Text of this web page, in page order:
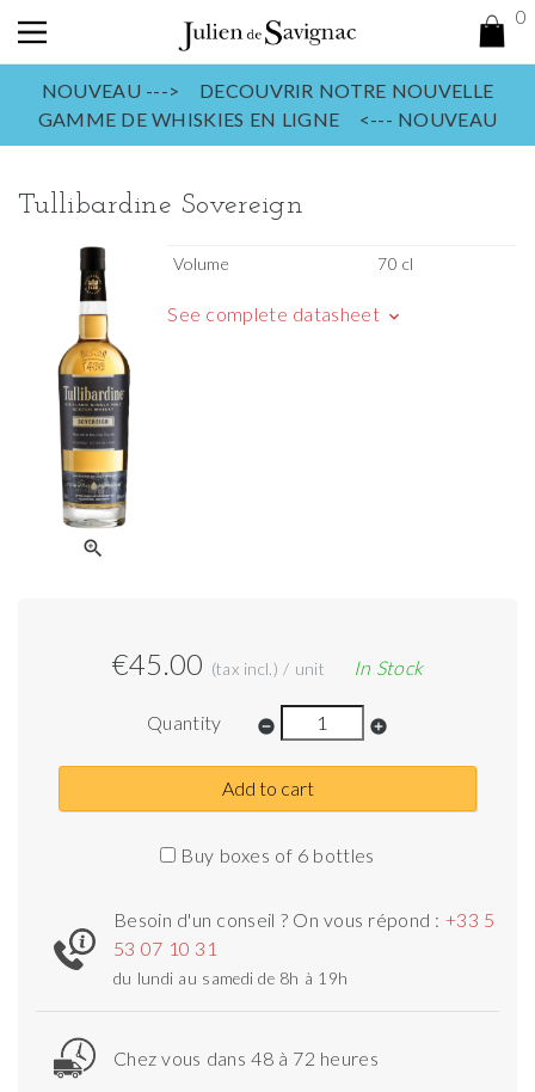
0
NOUVEAU ---> DECOUVRIR NOTRE NOUVELLE
GAMME DE WHISKIES EN LIGNE <--- NOUVEAU
Tullibardine Sovereign
zoom_in
Volume 70 cl
See complete datasheet keyboard_arrow_down
€45.00 (tax incl.) / unit In Stock
Quantity remove_circle add_circle
Add to cart
Buy boxes of 6 bottles
Besoin d'un conseil ? On vous répond : +33 5
53 07 10 31
du lundi au samedi de 8h à 19h
Chez vous dans 48 à 72 heures